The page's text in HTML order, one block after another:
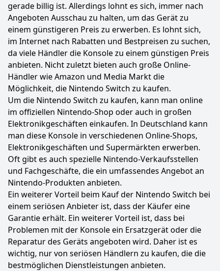
gerade billig ist. Allerdings lohnt es sich, immer nach
Angeboten Ausschau zu halten, um das Gerät zu
einem günstigeren Preis zu erwerben. Es lohnt sich,
im Internet nach Rabatten und Bestpreisen zu suchen,
da viele Händler die Konsole zu einem günstigen Preis
anbieten. Nicht zuletzt bieten auch große Online-
Händler wie Amazon und Media Markt die
Möglichkeit, die Nintendo Switch zu kaufen.
Um die Nintendo Switch zu kaufen, kann man online
im offiziellen Nintendo-Shop oder auch in großen
Elektronikgeschäften einkaufen. In Deutschland kann
man diese Konsole in verschiedenen Online-Shops,
Elektronikgeschäften und Supermärkten erwerben.
Oft gibt es auch spezielle Nintendo-Verkaufsstellen
und Fachgeschäfte, die ein umfassendes Angebot an
Nintendo-Produkten anbieten.
Ein weiterer Vorteil beim Kauf der Nintendo Switch bei
einem seriösen Anbieter ist, dass der Käufer eine
Garantie erhält. Ein weiterer Vorteil ist, dass bei
Problemen mit der Konsole ein Ersatzgerät oder die
Reparatur des Geräts angeboten wird. Daher ist es
wichtig, nur von seriösen Händlern zu kaufen, die die
bestmöglichen Dienstleistungen anbieten.